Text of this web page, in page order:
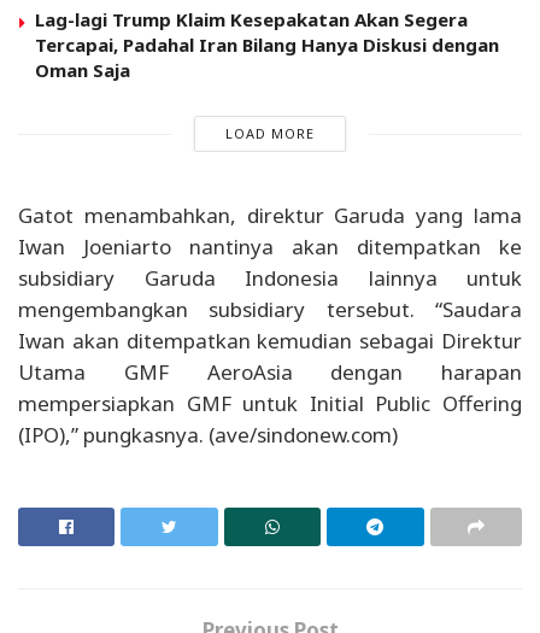
Lag-lagi Trump Klaim Kesepakatan Akan Segera
Tercapai, Padahal Iran Bilang Hanya Diskusi dengan
Oman Saja
LOAD MORE
Gatot menambahkan, direktur Garuda yang lama
Iwan Joeniarto nantinya akan ditempatkan ke
subsidiary Garuda Indonesia lainnya untuk
mengembangkan subsidiary tersebut. “Saudara
Iwan akan ditempatkan kemudian sebagai Direktur
Utama GMF AeroAsia dengan harapan
mempersiapkan GMF untuk Initial Public Offering
(IPO),” pungkasnya. (ave/sindonew.com)